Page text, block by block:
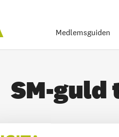
Medlemsguiden
SM-guld